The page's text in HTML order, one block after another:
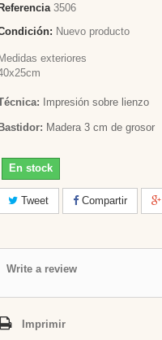
3506
Nuevo producto
exteriores
Impresión sobre lienzo
Madera 3 cm de grosor
En stock
Tweet Compartir
Write a review
Imprimir